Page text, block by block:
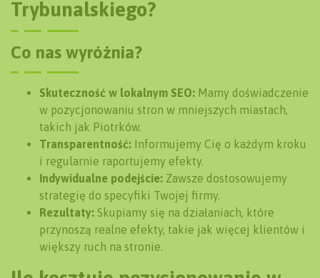
Trybunalskiego?
Co nas wyróżnia?
Skuteczność w lokalnym SEO: Mamy doświadczenie
w pozycjonowaniu stron w mniejszych miastach,
takich jak Piotrków.
Transparentność: Informujemy Cię o każdym kroku
i regularnie raportujemy efekty.
Indywidualne podejście: Zawsze dostosowujemy
strategię do specyfiki Twojej firmy.
Rezultaty: Skupiamy się na działaniach, które
przynoszą realne efekty, takie jak więcej klientów i
większy ruch na stronie.